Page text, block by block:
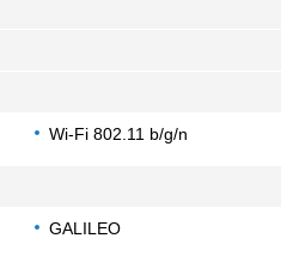
Wi-Fi 802.11 b/g/n
GALILEO